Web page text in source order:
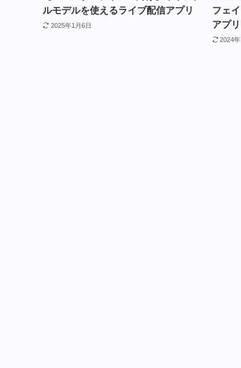
ルモデルを使えるライブ配信アプリ
2025年1月6日
フェ
アプ
2024